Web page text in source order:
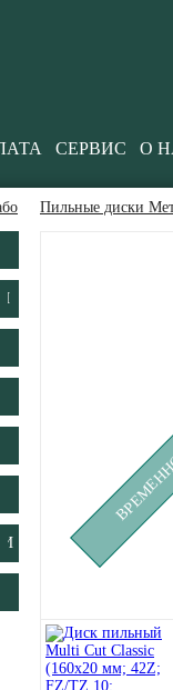
СЕРВИС О
Пильные диски